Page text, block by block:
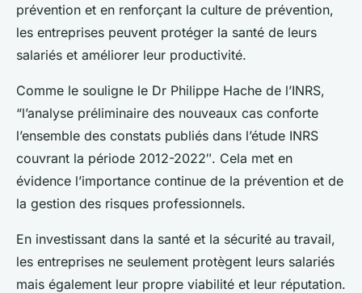
prévention et en renforçant la culture de prévention,
les entreprises peuvent protéger la santé de leurs
salariés et améliorer leur productivité.
Comme le souligne le Dr Philippe Hache de l’INRS,
“l’analyse préliminaire des nouveaux cas conforte
l’ensemble des constats publiés dans l’étude INRS
couvrant la période 2012-2022″. Cela met en
évidence l’importance continue de la prévention et de
la gestion des risques professionnels.
En investissant dans la santé et la sécurité au travail,
les entreprises ne seulement protègent leurs salariés
mais également leur propre viabilité et leur réputation.